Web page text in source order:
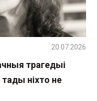
трагедыі
ніхто не
20.07.2026